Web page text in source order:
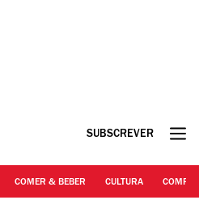
SUBSCREVER
COMER & BEBER CULTURA